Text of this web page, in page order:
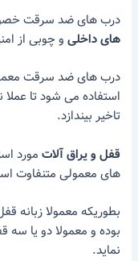
درب های ضد سرقت
های داخلی و چوبی از
درب های ضد سرقت
استفاده می شود تا
تاخیر بیندازد.
قفل و یراق آلات مورد
های معمولی متنفاوت
بطوریکه معمولا زبانه
بوده و معمولا دو یا سه
نماید.